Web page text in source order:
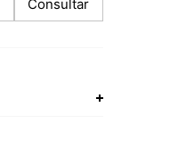
com o corte.
com a sua
Consultar